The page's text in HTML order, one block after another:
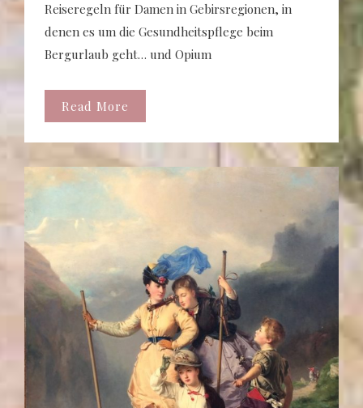
Reiseregeln für Damen in Gebirsregionen, in
denen es um die Gesundheitspflege beim
Bergurlaub geht… und Opium
Read More